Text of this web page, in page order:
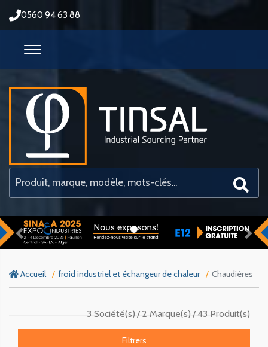
0560 94 63 88
Previous
Accueil froid industriel et échangeur de chaleur Chaudières
43 Produit(s)
2 Marque(s)
3 Société(s)
Filtrers